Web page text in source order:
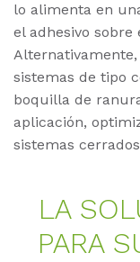
lo alimenta en
el adhesivo
sistemas de tipo
boquilla de
aplicación,
sistemas
LA
PARA